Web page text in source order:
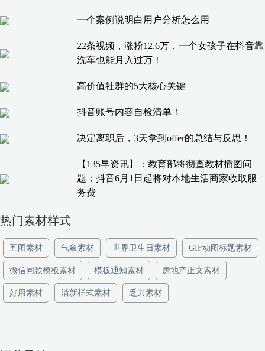
一个案例说明白用户分析怎么用
22条视频，涨粉12.6万，一个女孩子在抖音靠
洗车也能月入过万！
高价值社群的5大核心关键
抖音账号内容自检清单！
决定离职后，3天拿到offer的总结与反思！
【135早资讯】：教育部将彻查教材插图问
题；抖音6月1日起将对本地生活商家收取服
务费
热门素材样式
五图素材 气象素材 世界卫生日素材 GIF动图标题素材
微信同款模板素材 模板通知素材 房地产正文素材
好用素材 清新样式素材 乏力素材